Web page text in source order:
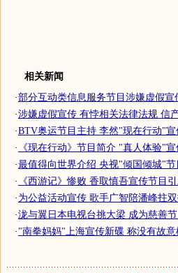
相关新闻
·部分互动类信息服务节目涉嫌虚假宣
·涉嫌虚假宣传 有悖相关法律法规 信产
·BTV奥运节目主持 李然"现在行动"宣
· 《现在行动》节目简介 "真人体验"宣
·最值得向世界介绍 央视"倾国倾城"节
· 《西游记》惨败 香取慎吾宣传节目
·为公益活动宣传 歌手广智陪潘峰拄
·泷与翼日本电视台挑大梁 成为慈善节
·"南拳妈妈"上海宣传新碟 称没有故